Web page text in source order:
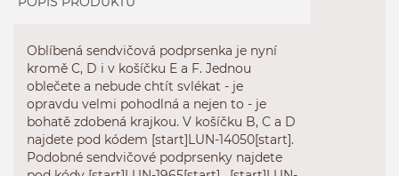
Oblíbená sendvičová podprsenka je nyní
kromě C, D i v košíčku E a F. Jednou
oblečete a nebude chtít svlékat - je
opravdu velmi pohodlná a nejen to - je
bohatě zdobená krajkou. V košíčku B, C a D
najdete pod kódem [start]LUN-14050[start].
Podobné sendvičové podprsenky najdete